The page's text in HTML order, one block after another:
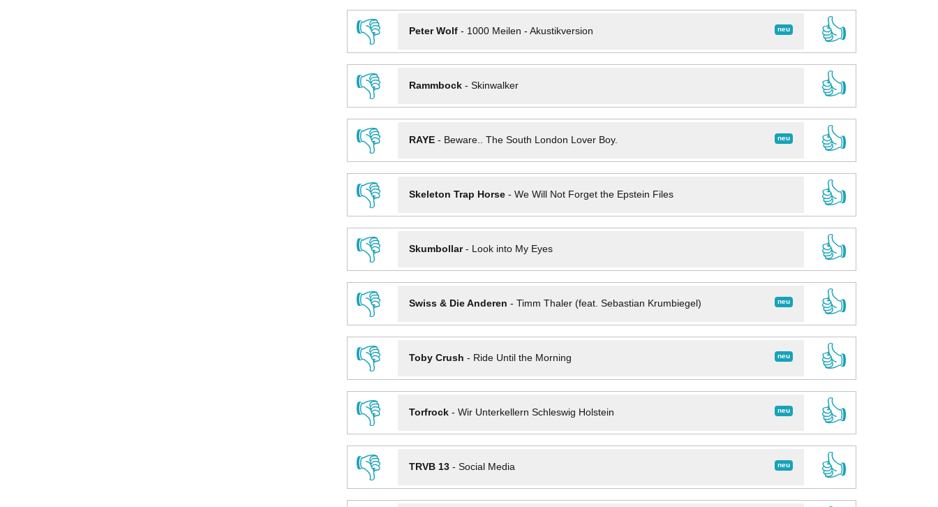
👎
neu
Peter Wolf- 1000 Meilen - Akustikversion
👍
👎
Rammbock- Skinwalker
👍
👎
neu
RAYE- Beware.. The South London Lover Boy.
👍
👎
Skeleton Trap Horse- We Will Not Forget the Epstein Files
👍
👎
Skumbollar- Look into My Eyes
👍
👎
neu
Swiss & Die Anderen - Timm Thaler (feat. Sebastian Krumbiegel)
👍
👎
neu
Toby Crush - Ride Until the Morning
👍
👎
neu
Torfrock- Wir Unterkellern Schleswig Holstein
👍
👎
neu
TRVB 13- Social Media
👍